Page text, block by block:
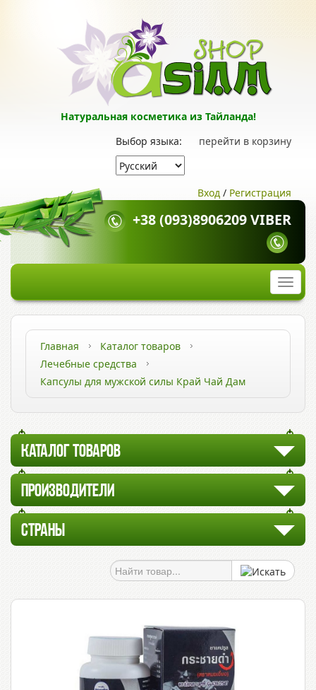
Натуральная косметика из Тайланда!
перейти в корзину
Выбор языка:
Вход / Регистрация
+38 (093)8906209 VIBER
Главная
Каталог товаров
Лечебные средства
Капсулы для мужской силы Край Чай Дам
КАТАЛОГ ТОВАРОВ
ПРОИЗВОДИТЕЛИ
СТРАНЫ